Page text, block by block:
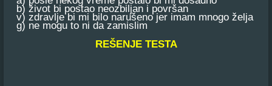
b) život bi postao neozbiljan i površan
v) zdravlje bi mi bilo narušeno jer imam mnogo želja
g) ne mogu to ni da zamislim
REŠENJE TESTA